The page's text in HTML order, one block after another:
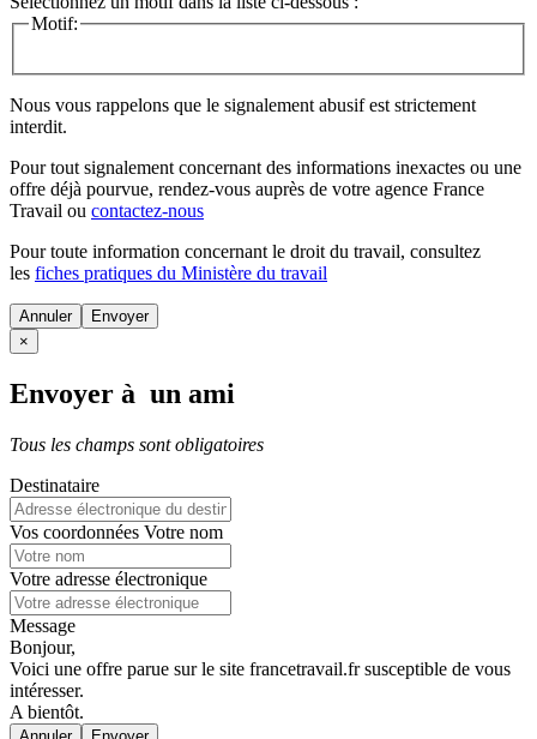
Motif:
Nous vous rappelons que le signalement abusif est strictement
interdit.
Pour tout signalement concernant des informations inexactes ou une
offre déjà pourvue, rendez-vous auprès de votre agence France
Travail ou contactez-nous
Pour toute information concernant le droit du travail, consultez
les fiches pratiques du Ministère du travail
Annuler
×
Envoyer à un ami
Tous les champs sont obligatoires
Destinataire
Vos coordonnées Votre nom
Votre adresse électronique
Message
Bonjour,
Voici une offre parue sur le site francetravail.fr susceptible de vous
intéresser.
A bientôt.